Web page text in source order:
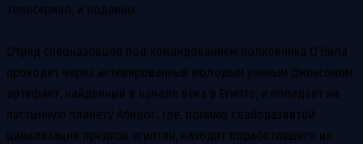
телесериал, и подавно.
Отряд спецназовцев под командованием полковника О’Нила
проходит через активированный молодым ученым Джексоном
артефакт, найденный в начале века в Египте, и попадает на
пустынную планету Абидос, где, помимо слаборазвитой
цивилизации предков египтян, находит поработившего их